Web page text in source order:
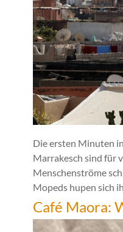
Die ersten Minuten
Marrakesch sind für
Menschenströme
Mopeds hupen sich
Café Maora: